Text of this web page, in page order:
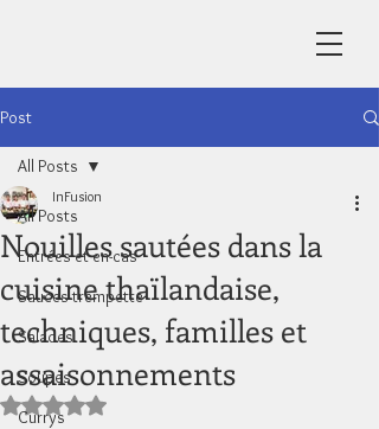
Post
All Posts
Entrées et en-cas
Sauces trempette
Salades
Soupes
Currys
All Posts
Nouilles sautées dans la
cuisine thaïlandaise,
techniques, familles et
assaisonnements
InFusion
Noté NaN étoiles sur 5.